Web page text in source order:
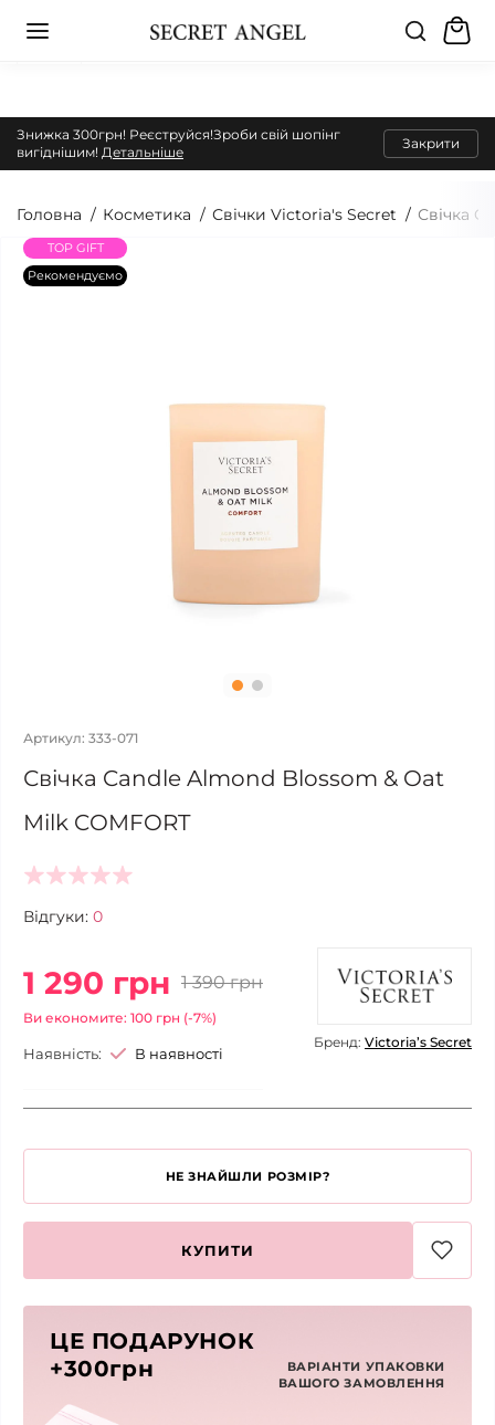
Знижка 300грн! Реєструйся!Зроби свій шопінг
вигіднішим! Детальніше
Закрити
Головна Косметика Свічки Victoria's Secret Свічка
TOP GIFT
Рекомендуємо
Артикул: 333-071
Свічка Candle Almond Blossom & Oat
Milk COMFORT
Відгуки: 0
1 290 грн 1 390 грн
Ви економите: 100 грн (-7%)
Наявність: В наявності
Бренд: Victoria’s Secret
НЕ ЗНАЙШЛИ РОЗМІР?
КУПИТИ
ЦЕ ПОДАРУНОК
+300грн
ВАРІАНТИ УПАКОВКИ
ВАШОГО ЗАМОВЛЕННЯ